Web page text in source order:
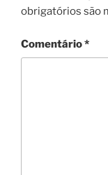
obrigatórios são
Comentário*